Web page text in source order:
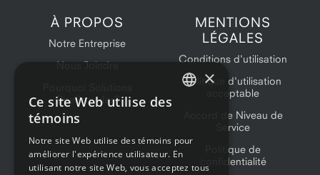
À PROPOS
Notre Entreprise
Nous Joindre
OneProvider?
MENTIONS
LÉGALES
Conditions d'utilisation
Politique d'utilisation
acceptable
Accord de Niveau de
Service
Politique de
confidentialité
×
Ce site Web utilise des
témoins
Notre site Web utilise des témoins pour
améliorer l'expérience utilisateur. En
utilisant notre site Web, vous acceptez tous